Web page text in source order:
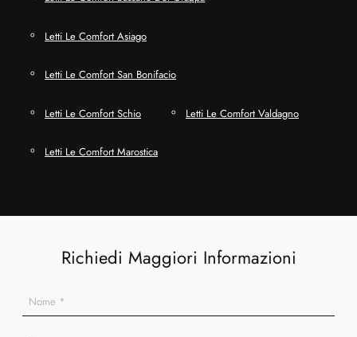
Letti Le Comfort Asiago
Letti Le Comfort San Bonifacio
Letti Le Comfort Schio Letti Le Comfort Valdagno
Letti Le Comfort Marostica
Richiedi Maggiori Informazioni